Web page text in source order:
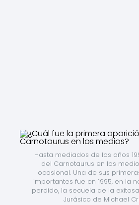
Hasta mediados de los años
del Carnotaurus en los
ocasional. Una de sus
importantes fue en 1995, en la
perdido, la secuela de la
Jurásico de Michael